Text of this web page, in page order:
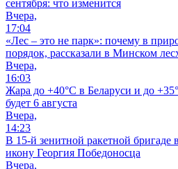
сентября: что изменится
Вчера,
17:04
«Лес – это не парк»: почему в
порядок, рассказали в Минском
Вчера,
16:03
Жара до +40°С в Беларуси и до
будет 6 августа
Вчера,
14:23
В 15-й зенитной ракетной бригаде
икону Георгия Победоносца
Вчера,